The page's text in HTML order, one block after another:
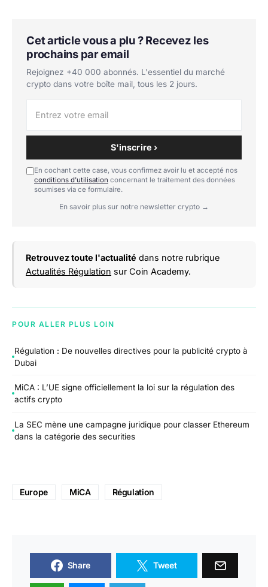
Cet article vous a plu ? Recevez les
prochains par email
Rejoignez +40 000 abonnés. L'essentiel du marché
crypto dans votre boîte mail, tous les 2 jours.
S'inscrire ›
En cochant cette case, vous confirmez avoir lu et accepté nos
conditions d'utilisation concernant le traitement des données
soumises via ce formulaire.
En savoir plus sur notre newsletter crypto →
Retrouvez toute l'actualité dans notre rubrique
Actualités Régulation sur Coin Academy.
POUR ALLER PLUS LOIN
Régulation : De nouvelles directives pour la publicité crypto à
Dubai
MiCA : L’UE signe officiellement la loi sur la régulation des
actifs crypto
La SEC mène une campagne juridique pour classer Ethereum
dans la catégorie des securities
Europe MiCA Régulation
Share Tweet